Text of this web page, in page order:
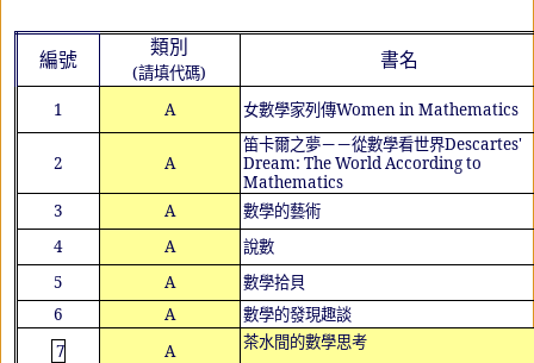
編號 類別
(請填代碼) 書名
1 A 女數學家列傳Women in Mathematics
2 A
笛卡爾之夢－－從數學看世界Descartes'
Dream: The World According to
Mathematics
3
A
數學的藝術
4
A
說數
5
A
數學拾貝
6
A
數學的發現趣談
7
A 茶水間的數學思考